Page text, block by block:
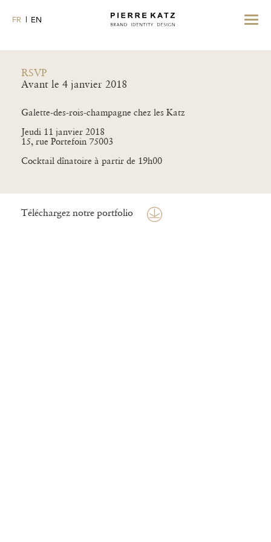
FR EN
Toggle
RSVP
Avant le 4 janvier 2018
Galette-des-rois-champagne chez les Katz
Jeudi 11 janvier 2018
15, rue Portefoin 75003
Cocktail dînatoire à partir de 19h00
Téléchargez notre portfolio